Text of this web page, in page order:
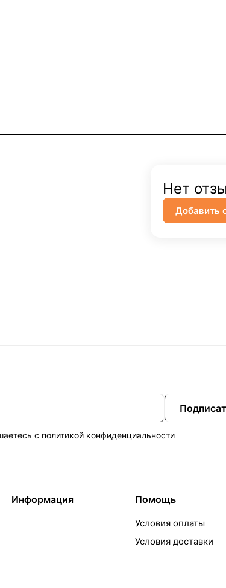
Нет
Добавить
с политикой конфиденциальности
Информация Помощь
Условия оплаты
Условия доставки